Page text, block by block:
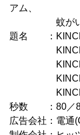
アム、
蚊がいなく
題名 ：
KINCHO
KINCHO
KINCHO
KINCHO
秒数 ：80／
広告会社：電通